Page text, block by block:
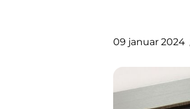
09 januar 2024